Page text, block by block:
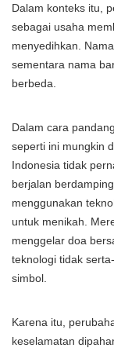
Dalam konteks itu,
sebagai usaha
menyedihkan.
sementara nama
berbeda.
Dalam cara
seperti ini mungkin
Indonesia tidak
berjalan
menggunakan
untuk menikah.
menggelar doa
teknologi tidak
simbol.
Karena itu,
keselamatan